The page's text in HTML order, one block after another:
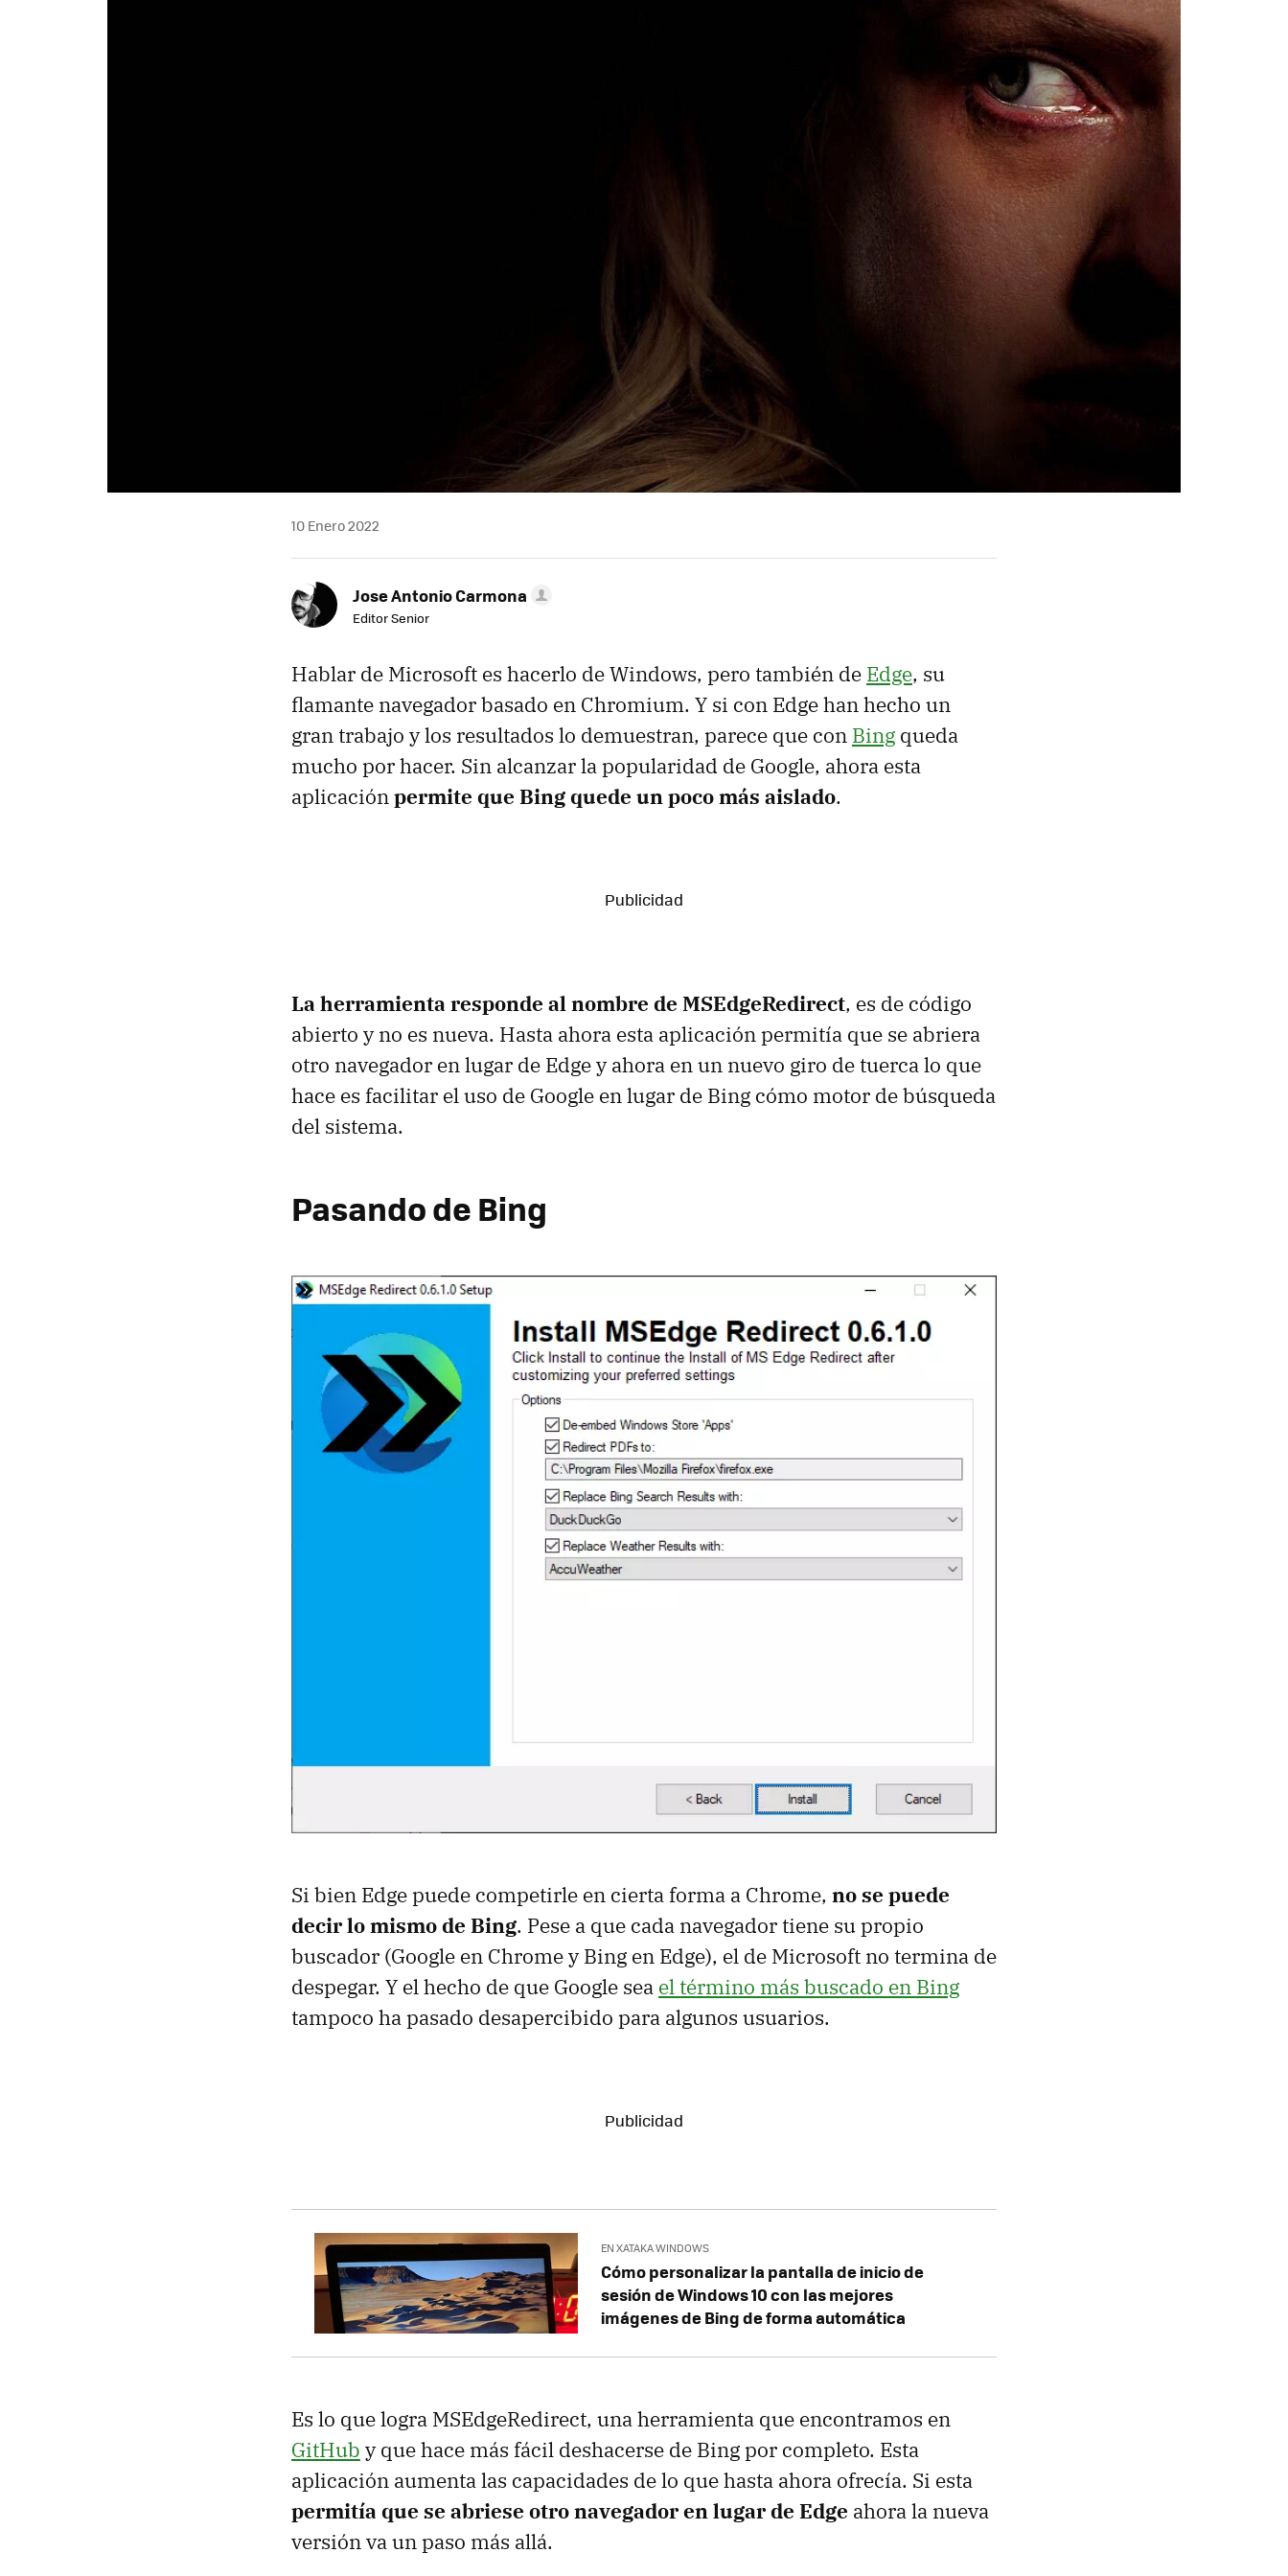
10 Enero 2022
Jose Antonio Carmona
Editor Senior
Hablar de Microsoft es hacerlo de Windows, pero también de Edge, su
flamante navegador basado en Chromium. Y si con Edge han hecho un
gran trabajo y los resultados lo demuestran, parece que con Bing queda
mucho por hacer. Sin alcanzar la popularidad de Google, ahora esta
aplicaciónpermite que Bing quede un poco más aislado.
La herramienta responde al nombre de MSEdgeRedirect, es de código
abierto y no es nueva. Hasta ahora esta aplicación permitía que se abriera
otro navegador en lugar de Edge y ahora en un nuevo giro de tuerca lo que
hace es facilitar el uso de Google en lugar de Bing cómo motor de búsqueda
del sistema.
Pasando de Bing
Si bien Edge puede competirle en cierta forma a Chrome, no se puede
decir lo mismo de Bing. Pese a que cada navegador tiene su propio
buscador (Google en Chrome y Bing en Edge), el de Microsoft no termina de
despegar. Y el hecho de que Google sea el término más buscado en Bing
tampoco ha pasado desapercibido para algunos usuarios.
EN XATAKA WINDOWS
Cómo personalizar la pantalla de inicio de
sesión de Windows 10 con las mejores
imágenes de Bing de forma automática
Es lo que logra MSEdgeRedirect, una herramienta que encontramos en
GitHub y que hace más fácil deshacerse de Bing por completo. Esta
aplicación aumenta las capacidades de lo que hasta ahora ofrecía. Si esta
permitía que se abriese otro navegador en lugar de Edge ahora la nueva
versión va un paso más allá.